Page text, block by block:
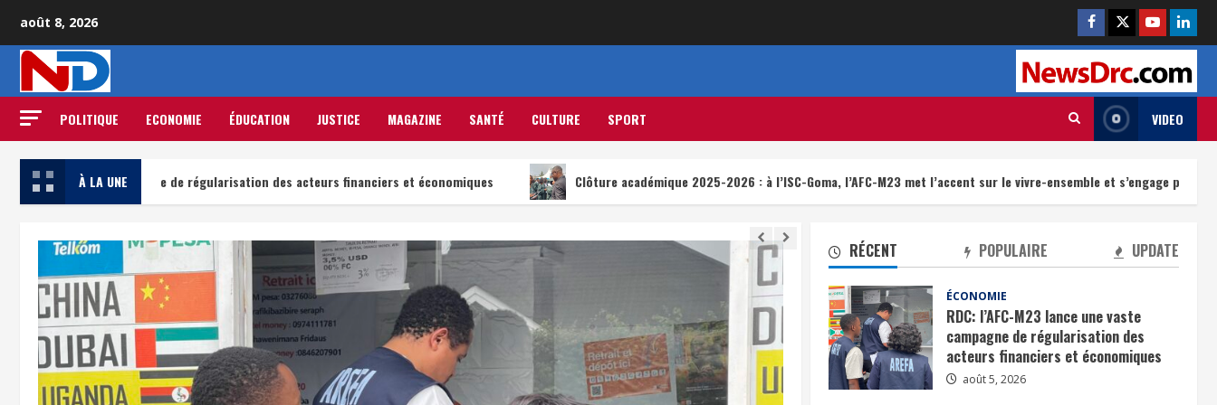
août 8, 2026
POLITIQUE ECONOMIE ÉDUCATION JUSTICE MAGAZINE SANTÉ CULTURE SPORT VIDEO
À LA UNE
campagne de régularisation des acteurs financiers et économiques Clôture académique 2025-2026 : à l’ISC-Goma, l’AFC-M23 met l’accent sur le vivre-ensemble et s’engage pour une éducation
RÉCENT POPULAIRE UPDATE
ÉCONOMIE
RDC: l’AFC-M23 lance une vaste
campagne de régularisation des
acteurs financiers et économiques
août 5, 2026